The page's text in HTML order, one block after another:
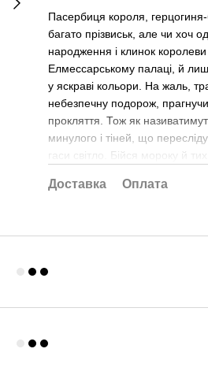
Пасербиця короля,
багато прізвиськ, але чи хоч
народження і клинок
Елмессарському палаці, й
у яскраві кольори. На жаль,
небезпечну подорож,
прокляття. Тож як
минулого і тіней, що
гаси світло. Бійся мороку й
Доставка Оплата